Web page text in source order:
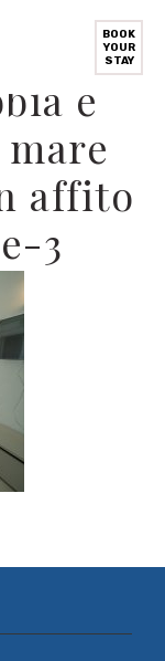
BOOK
YOUR
STAY
e
affito
3
Italienisch)